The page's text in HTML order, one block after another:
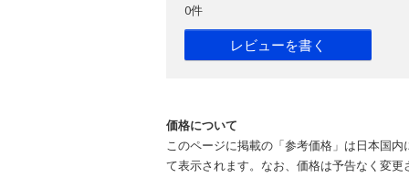
0件
レビューを書く
価格について
このページに掲載の「参考価格」は日本国
て表示されます。なお、価格は予告なく変